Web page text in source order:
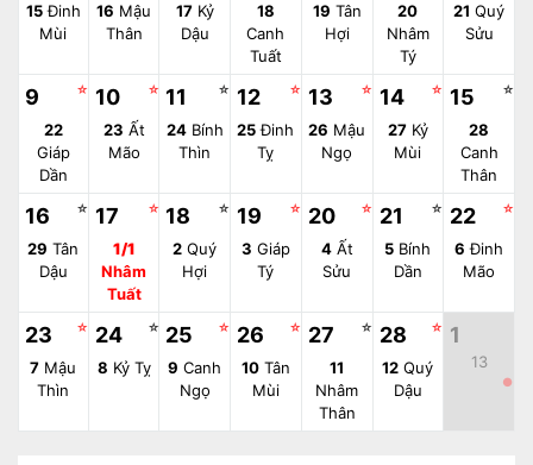
15Đinh
Mùi
16 Mậu
Thân
17Kỷ
Dậu
18
Canh
Tuất
19 Tân
Hợi
20
Nhâm
Tý
21 Quý
Sửu
9 ☆
22
Giáp
Dần
10 ☆
23 Ất
Mão
11 ☆
24Bính
Thìn
12 ☆
25Đinh
Tỵ
13 ☆
26 Mậu
Ngọ
14 ☆
27Kỷ
Mùi
15 ☆
28
Canh
Thân
16 ☆
29 Tân
Dậu
17 ☆
1/1
Nhâm
Tuất
18 ☆
2 Quý
Hợi
19 ☆
3 Giáp
Tý
20 ☆
4Ất
Sửu
21 ☆
5 Bính
Dần
22 ☆
6 Đinh
Mão
23 ☆
7 Mậu
Thìn
24 ☆
8 Kỷ Tỵ
25 ☆
9 Canh
Ngọ
26 ☆
10Tân
Mùi
27 ☆
11
Nhâm
Thân
28 ☆
12 Quý
Dậu
1
13
●